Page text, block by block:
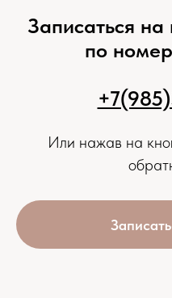
Записаться
по
Или нажав на